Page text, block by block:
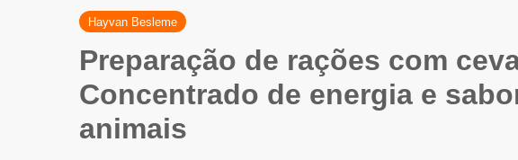
Hayvan Besleme
Preparação de rações com
Concentrado de energia e
animais